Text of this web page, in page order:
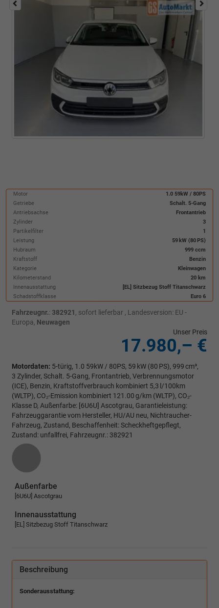
Motor
1.0 59kW / 80PS
Getriebe
Schalt. 5-Gang
Antriebsachse
Frontantrieb
Zylinder
3
Partikelfilter
1
Leistung
59 kW (80 PS)
Hubraum
999 ccm
Kraftstoff
Benzin
Kategorie
Kleinwagen
Kilometerstand
20 km
Innenausstattung
[EL] Sitzbezug Stoff Titanschwarz
Schadstoffklasse
Euro 6
Fahrzeugnr.: 382921, sofort lieferbar , Landesversion: EU -
Europa, Neuwagen
Unser Preis
17.980,– €
Motordaten: 5-türig, 1.0 59kW / 80PS, 59 kW (80 PS), 999 cm³,
3 Zylinder, Schalt. 5-Gang, Frontantrieb, Verbrennungsmotor
(ICE), Benzin, Kraftstoffverbrauch kombiniert 5,3 l/100km
(WLTP), CO₂-Emission kombiniert 121.00 g/km (WLTP), CO₂-
Klasse D, Außenfarbe: [6U6U] Ascotgrau, Garantieleistung:
Fahrzeuggarantie vom Hersteller, HU/AU neu, Nichtraucher-
Fahrzeug, Zustand, Beschaffenheit: Scheckheftgepflegt,
Zustand: unfallfrei, Fahrzeugnr.: 382921
Außenfarbe
[6U6U] Ascotgrau
Innenausstattung
[EL] Sitzbezug Stoff Titanschwarz
Beschreibung
Sonderausstattung: